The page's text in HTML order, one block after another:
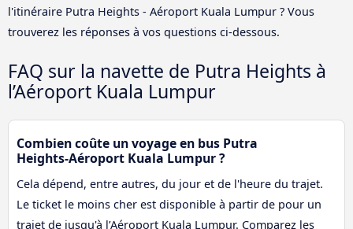
l'itinéraire Putra Heights - Aéroport Kuala Lumpur ? Vous
trouverez les réponses à vos questions ci-dessous.
FAQ sur la navette de Putra Heights à
l’Aéroport Kuala Lumpur
Combien coûte un voyage en bus Putra
Heights-Aéroport Kuala Lumpur ?
Cela dépend, entre autres, du jour et de l'heure du trajet.
Le ticket le moins cher est disponible à partir de pour un
trajet de jusqu'à l’Aéroport Kuala Lumpur. Comparez les